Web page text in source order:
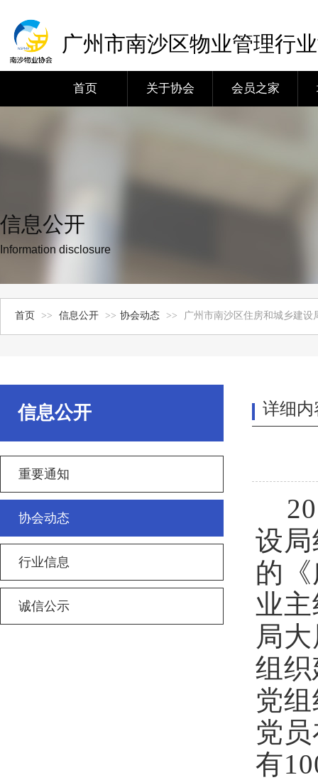
广州市南沙区物业管理行
首页 关于协会 会员之家
信息公开
Information disclosure
首页 >> 信息公开 >> 协会动态 >> 广州市南沙区住房和城乡建设
信息公开
重要通知
协会动态
行业信息
诚信公示
详细内
设
的
业
局
组
党
党
有